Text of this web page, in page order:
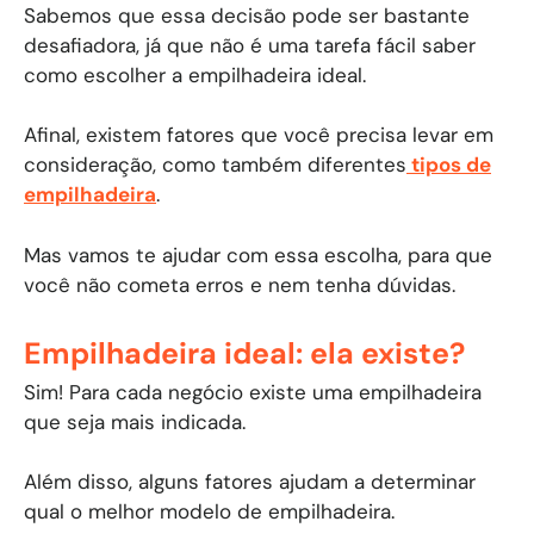
Sabemos que essa decisão pode ser bastante
desafiadora, já que não é uma tarefa fácil saber
como escolher a empilhadeira ideal.
Afinal, existem fatores que você precisa levar em
consideração, como também diferentes tipos de
empilhadeira.
Mas vamos te ajudar com essa escolha, para que
você não cometa erros e nem tenha dúvidas.
Empilhadeira ideal: ela existe?
Sim! Para cada negócio existe uma empilhadeira
que seja mais indicada.
Além disso, alguns fatores ajudam a determinar
qual o melhor modelo de empilhadeira.